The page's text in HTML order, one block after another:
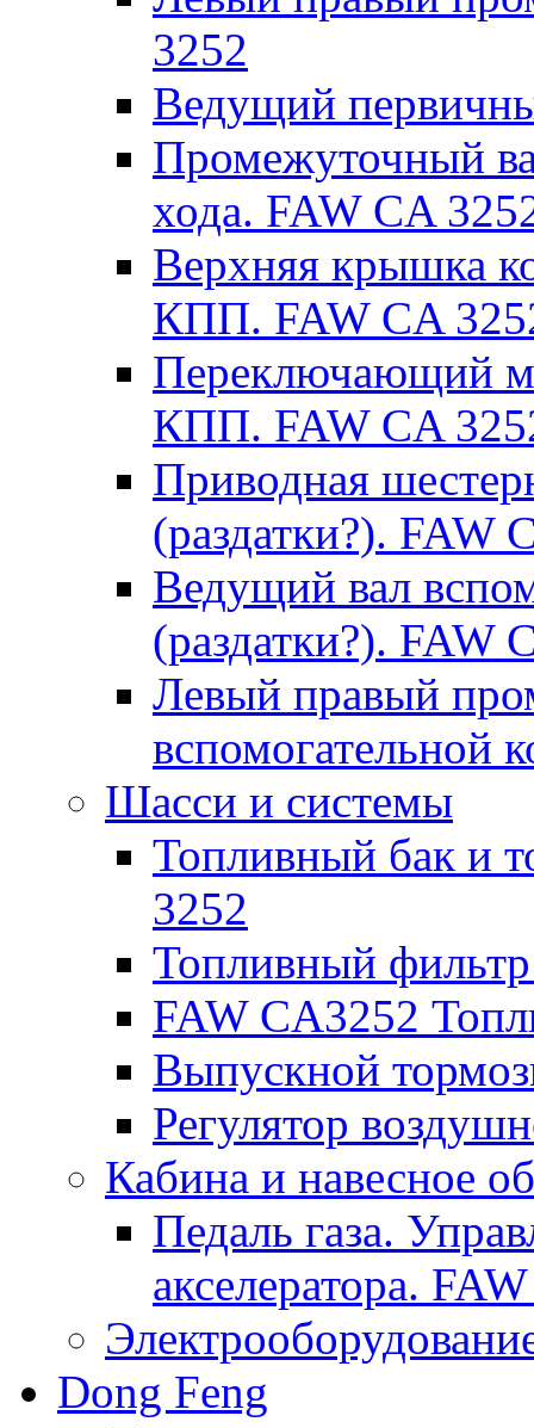
3252
Ведущий
Промежуточный
хода. FAW CA
Верхняя крышка
КПП. FAW CA
Переключающий
КПП. FAW CA
Приводная
(раздатки?). FAW
Ведущий вал
(раздатки?). FAW
Левый правый
вспомогательной
Шасси и системы
Топливный бак и
3252
Топливный
FAW CA3252
Выпускной
Регулятор
Кабина и навесное
Педаль газа.
акселератора.
Dong Feng